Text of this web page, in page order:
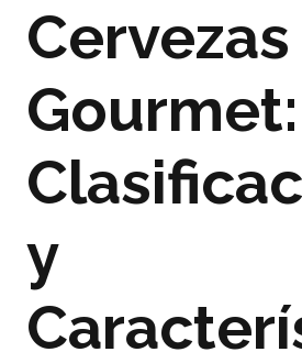
Cervezas
Gourmet:
y